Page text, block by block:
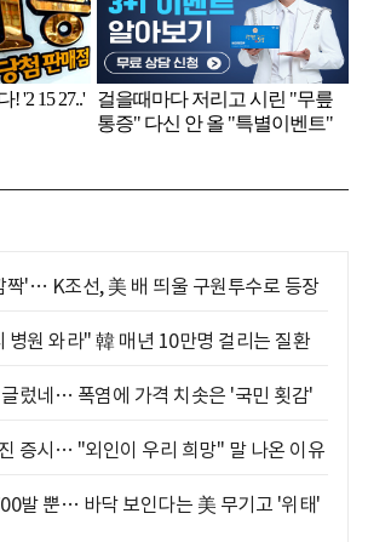
짝'… K조선, 美 배 띄울 구원투수로 등장
병원 와라" 韓 매년 10만명 걸리는 질환
렀네… 폭염에 가격 치솟은 '국민 횟감'
증시… "외인이 우리 희망" 말 나온 이유
발 뿐… 바닥 보인다는 美 무기고 '위태'